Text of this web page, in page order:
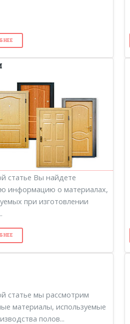
статье Вы найдете
информацию о материалах,
при изготовлении
статье мы рассмотрим
материалы, используемые
полов...